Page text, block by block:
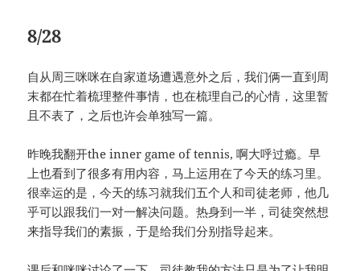
8/28
自从周三咪咪在自家道场遭遇意外之后，我们俩一直到周
末都在忙着梳理整件事情，也在梳理自己的心情，这里暂
且不表了，之后也许会单独写一篇。
昨晚我翻开the inner game of tennis, 啊大呼过瘾。早
上也看到了很多有用内容，马上运用在了今天的练习里。
很幸运的是，今天的练习就我们五个人和司徒老师，他几
乎可以跟我们一对一解决问题。热身到一半，司徒突然想
来指导我们的素振，于是给我们分别指导起来。